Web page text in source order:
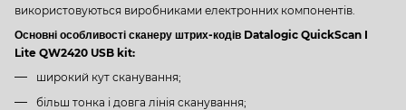
використовуються виробниками електронних компонентів.
Основні особливості сканеру штрих-кодів Datalogic QuickScan I
Lite QW2420 USB kit:
широкий кут сканування;
більш тонка і довга лінія сканування;